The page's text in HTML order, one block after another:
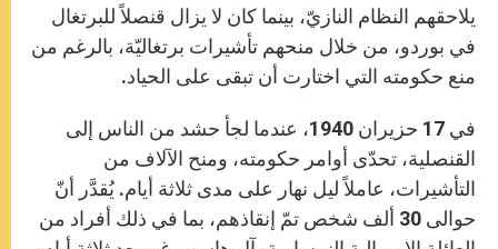
يلاحقهم النظام النازيّ، بينما كان لا يزال قنصلاً للبرتغال
في بوردو، من خلال منحهم تأشيرات برتغاليّة، بالرغم من
منع حكومته التي اختارت أن تبقى على الحياد.
في 17 حزيران 1940، عندما لجأ حشد من الناس إلى
القنصلية، تحدّى أوامر حكومته، ومنح الآلاف من
التأشيرات، عاملاً ليل نهار على مدى ثلاثة أيام. يُقدَّر أنّ
حوالى 30 ألف شخص تمّ إنقاذهم، بما في ذلك أفراد من